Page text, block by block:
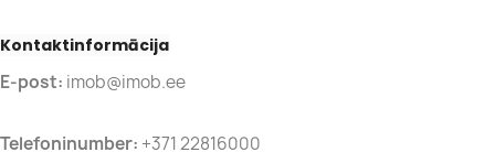
Kontaktinformācija
E-post: imob@imob.ee
Telefoninumber: +371 22816000